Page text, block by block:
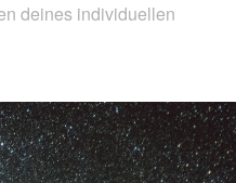
deines individuellen